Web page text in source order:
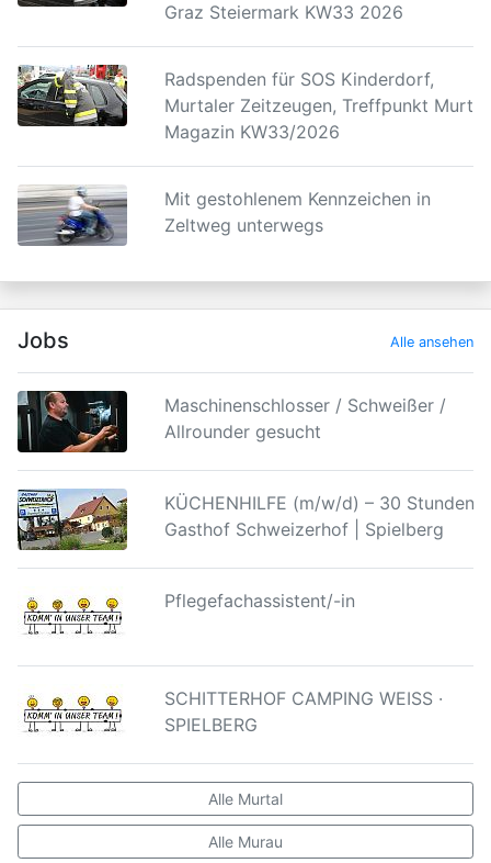
Graz Steiermark KW33 2026
Radspenden für SOS Kinderdorf,
Murtaler Zeitzeugen, Treffpunkt Murtal
Magazin KW33/2026
Mit gestohlenem Kennzeichen in
Zeltweg unterwegs
Jobs Alle ansehen
Maschinenschlosser / Schweißer /
Allrounder gesucht
KÜCHENHILFE (m/w/d) – 30 Stunden |
Gasthof Schweizerhof | Spielberg
Pflegefachassistent/-in
SCHITTERHOF CAMPING WEISS ·
SPIELBERG
Alle Murtal
Alle Murau